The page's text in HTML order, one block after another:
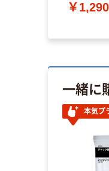
さ１２ｃ
￥1,290
一緒に
本気プ